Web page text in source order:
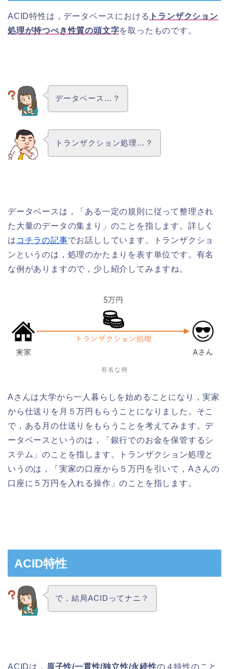
ACID特性は，データベースにおける トランザクション
処理が持つべき性質の頭文字を取ったものです。
データベース…？
トランザクション処理…？
データベースは，「ある一定の規則に従って整理され
た大量のデータの集まり」のことを指します。詳しく
は コチラの記事でお話ししています。トランザクショ
ンというのは，処理のかたまりを表す単位です。有名
な例がありますので，少し紹介してみますね。
有名な例
Aさんは大学から一人暮らしを始めることになり，実家
から仕送りを月５万円もらうことになりました。そこ
で，ある月の仕送りをもらうことを考えてみます。デ
ータベースというのは，「銀行でのお金を保管するシ
ステム」のことを指します。トランザクション処理と
いうのは，「実家の口座から５万円を引いて，Aさんの
口座に５万円を入れる操作」のことを指します。
ACID特性
で，結局ACIDってナニ？
ACIDは， 原子性/一貫性/独立性/永続性の４特性のこと